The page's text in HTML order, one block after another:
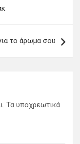
το άρωμα σου
Τα υποχρεωτικά